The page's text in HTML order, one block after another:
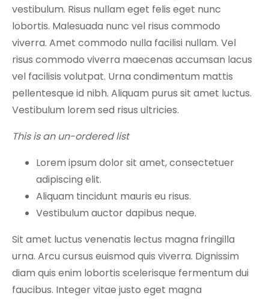
vestibulum. Risus nullam eget felis eget nunc
lobortis. Malesuada nunc vel risus commodo
viverra. Amet commodo nulla facilisi nullam. Vel
risus commodo viverra maecenas accumsan lacus
vel facilisis volutpat. Urna condimentum mattis
pellentesque id nibh. Aliquam purus sit amet luctus.
Vestibulum lorem sed risus ultricies.
This is an un-ordered list
Lorem ipsum dolor sit amet, consectetuer
adipiscing elit.
Aliquam tincidunt mauris eu risus.
Vestibulum auctor dapibus neque.
Sit amet luctus venenatis lectus magna fringilla
urna. Arcu cursus euismod quis viverra. Dignissim
diam quis enim lobortis scelerisque fermentum dui
faucibus. Integer vitae justo eget magna